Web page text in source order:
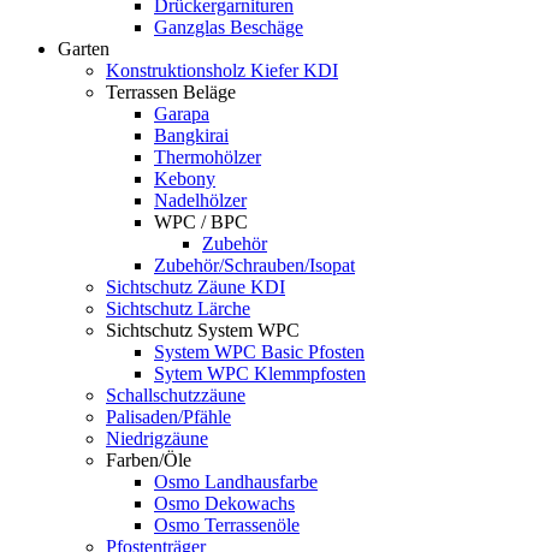
Drückergarnituren
Ganzglas Beschäge
Garten
Konstruktionsholz Kiefer KDI
Terrassen Beläge
Garapa
Bangkirai
Thermohölzer
Kebony
Nadelhölzer
WPC / BPC
Zubehör
Zubehör/Schrauben/Isopat
Sichtschutz Zäune KDI
Sichtschutz Lärche
Sichtschutz System WPC
System WPC Basic Pfosten
Sytem WPC Klemmpfosten
Schallschutzzäune
Palisaden/Pfähle
Niedrigzäune
Farben/Öle
Osmo Landhausfarbe
Osmo Dekowachs
Osmo Terrassenöle
Pfostenträger